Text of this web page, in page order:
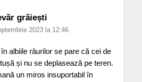
grăiești
2023 la 12:46
albiile râurilor se pare că cei de
și nu se deplasează pe teren.
un miros insuportabil în